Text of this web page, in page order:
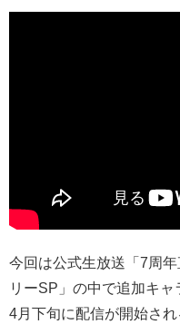
今回は公式生放送「7周
リーSP」の中で追加キ
4月下旬に配信が開始され